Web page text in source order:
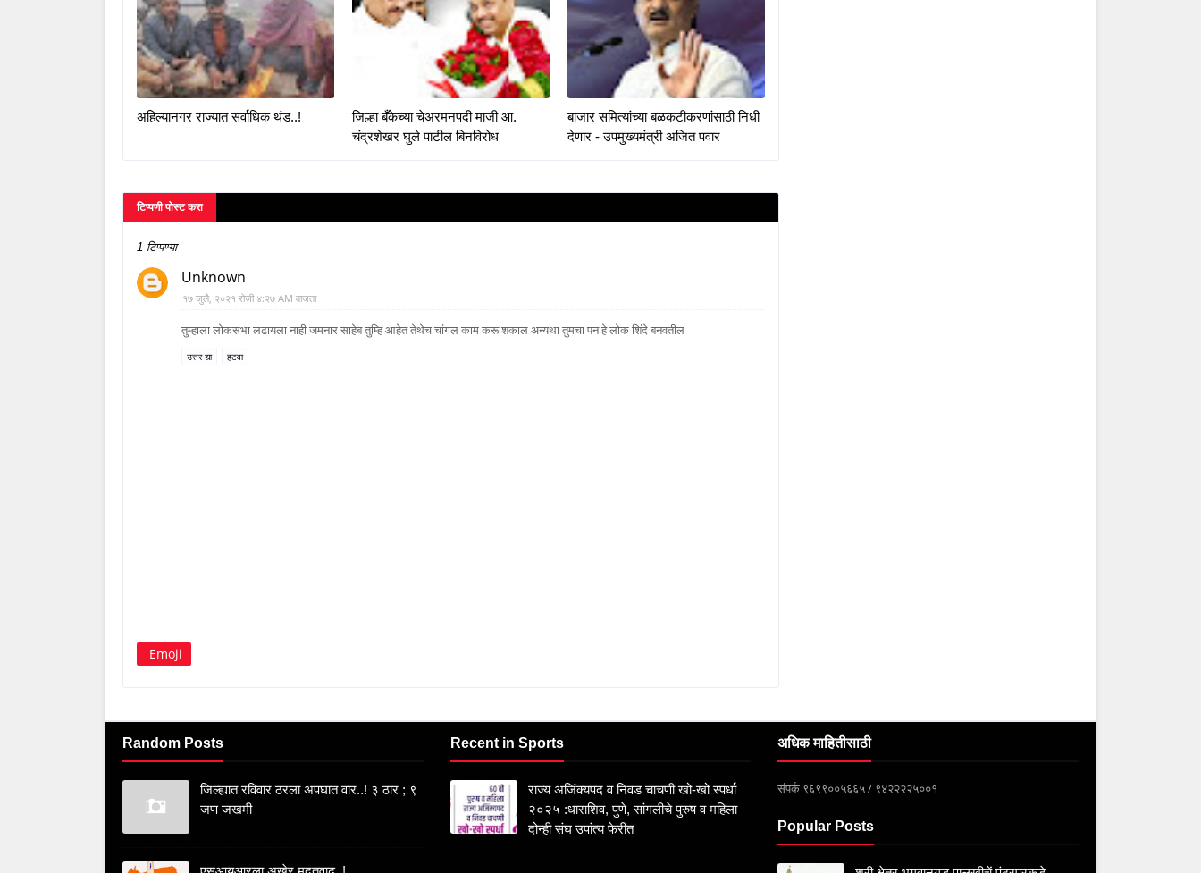
अहिल्यानगर राज्यात सर्वाधिक थंड..!
जिल्हा बँकेच्या चेअरमनपदी माजी आ.
चंद्रशेखर घुले पाटील बिनविरोध
बाजार समित्यांच्या बळकटीकरणांसाठी निधी
देणार - उपमुख्यमंत्री अजित पवार
टिप्पणी पोस्ट करा
1 टिप्पण्या
Unknown
१७ जुलै, २०२१ रोजी ४:२७ AM वाजता
तुम्हाला लोकसभा लढायला नाही जमनार साहेब तुम्हि आहेत तेथेच चांगल काम करू शकाल अन्यथा तुमचा पन हे लोक शिंदे बनवतील
उत्तर द्या हटवा
Emoji
Random Posts
जिल्ह्यात रविवार ठरला अपघात वार..! ३ ठार ; ९
जण जखमी
Recent in Sports
राज्य अजिंक्यपद व निवड चाचणी खो-खो स्पर्धा
२०२५ :धाराशिव, पुणे, सांगलीचे पुरुष व महिला
दोन्ही संघ उपांत्य फेरीत
अधिक माहितीसाठी
संपर्क ९६९९००५६६५ / ९४२२२२५००१
Popular Posts